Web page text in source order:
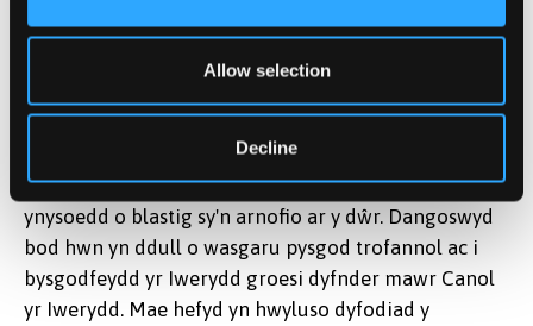
Allow selection
Decline
Mae'r papur yn disgrifio'r newidiadau sy'n wynebu
riffiau cwrel ac amgylchedd y môr yn gyffredinol, ac
- nid yn unig o gynnydd yn nhymheredd y môr ac
asidiad cynyddol ond hefyd o rywogaethau a micro-
organebau estron, sy'n gallu croesi'r môr mawr ar
ynysoedd o blastig sy'n arnofio ar y dŵr. Dangoswyd
bod hwn yn ddull o wasgaru pysgod trofannol ac i
bysgodfeydd yr Iwerydd groesi dyfnder mawr Canol
yr Iwerydd. Mae hefyd yn hwyluso dyfodiad y